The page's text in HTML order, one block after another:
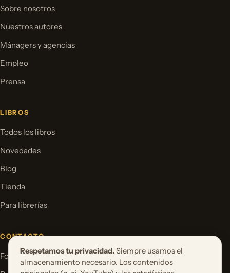
Sobre nosotros
Nuestros autores
Mánagers y agencias
Empleo
Prensa
LIBROS
Todos los libros
Novedades
Blog
Tienda
Para librerías
CONTACTO
Formulario de contacto
Respetamos tu privacidad. Siempre usamos el
almacenamiento necesario. Los contenidos